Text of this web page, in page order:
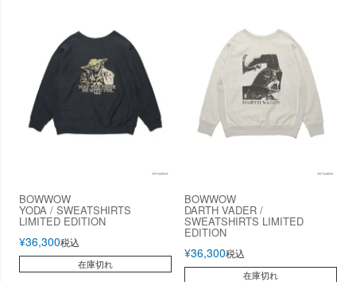
BOWWOW
YODA / SWEATSHIRTS
LIMITED EDITION
¥36,300税込
在庫切れ
BOWWOW
DARTH VADER /
SWEATSHIRTS LIMITED
EDITION
¥36,300税込
在庫切れ